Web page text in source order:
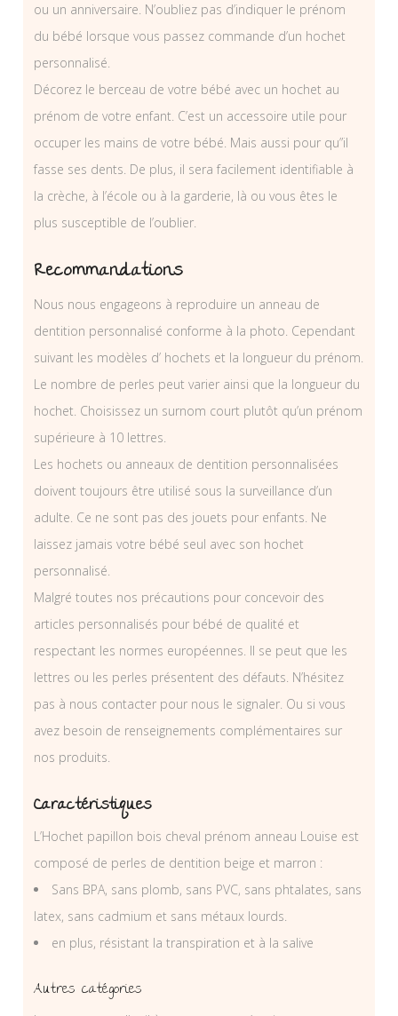
ou un anniversaire. N’oubliez pas d’indiquer le prénom
du bébé lorsque vous passez commande d’un hochet
personnalisé.
Décorez le berceau de votre bébé avec un hochet au
prénom de votre enfant. C’est un accessoire utile pour
occuper les mains de votre bébé. Mais aussi pour qu”il
fasse ses dents. De plus, il sera facilement identifiable à
la crèche, à l’école ou à la garderie, là ou vous êtes le
plus susceptible de l’oublier.
Recommandations
Nous nous engageons à reproduire un anneau de
dentition personnalisé conforme à la photo. Cependant
suivant les modèles d’ hochets et la longueur du prénom.
Le nombre de perles peut varier ainsi que la longueur du
hochet. Choisissez un surnom court plutôt qu’un prénom
supérieure à 10 lettres.
Les hochets ou anneaux de dentition personnalisées
doivent toujours être utilisé sous la surveillance d’un
adulte. Ce ne sont pas des jouets pour enfants. Ne
laissez jamais votre bébé seul avec son hochet
personnalisé.
Malgré toutes nos précautions pour concevoir des
articles personnalisés pour bébé de qualité et
respectant les normes européennes. Il se peut que les
lettres ou les perles présentent des défauts. N’hésitez
pas à nous contacter pour nous le signaler. Ou si vous
avez besoin de renseignements complémentaires sur
nos produits.
Caractéristiques
L’Hochet papillon bois cheval prénom anneau Louise est
composé de perles de dentition beige et marron :
Sans BPA, sans plomb, sans PVC, sans phtalates, sans
latex, sans cadmium et sans métaux lourds.
en plus, résistant la transpiration et à la salive
Autres catégories